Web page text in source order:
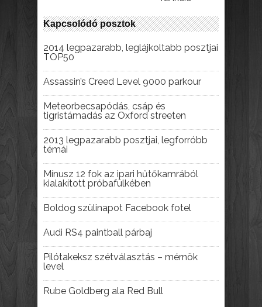
Kapcsolódó posztok
2014 legpazarabb, leglájkoltabb posztjai
TOP50
Assassin’s Creed Level 9000 parkour
Meteorbecsapódás, csáp és
tigristámadás az Oxford streeten
2013 legpazarabb posztjai, legforróbb
témái
Mínusz 12 fok az ipari hűtőkamrából
kialakított próbafülkében
Boldog szülinapot Facebook fotel
Audi RS4 paintball párbaj
Pilótakeksz szétválasztás – mérnök
level
Rube Goldberg ala Red Bull